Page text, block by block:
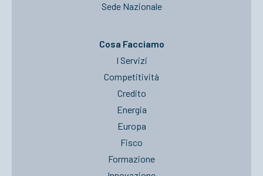
Sede Nazionale
Cosa Facciamo
I Servizi
Competitività
Credito
Energia
Europa
Fisco
Formazione